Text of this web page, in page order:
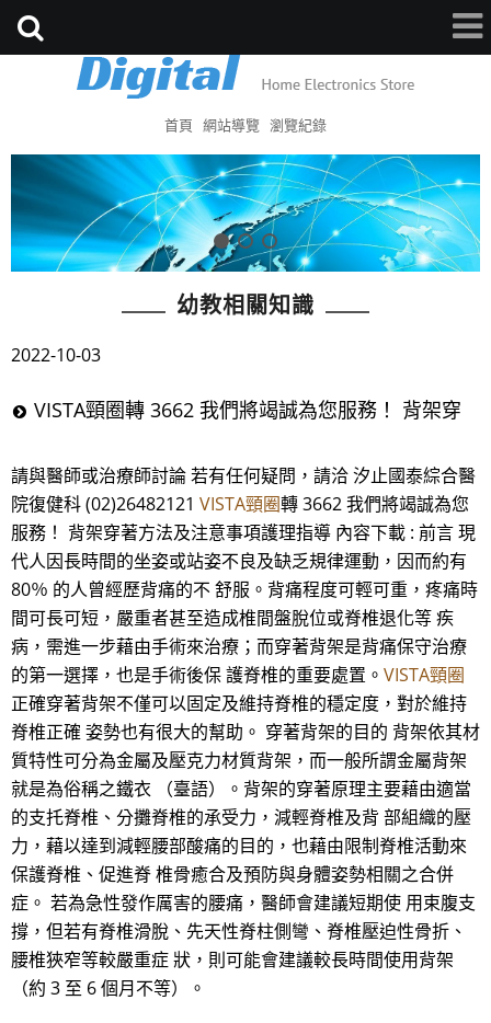
首頁 網站導覽 瀏覽紀錄
幼教相關知識
2022-10-03
VISTA頸圈轉 3662 我們將竭誠為您服務！ 背架穿
請與醫師或治療師討論 若有任何疑問，請洽 汐止國泰綜合醫
院復健科 (02)26482121 VISTA頸圈轉 3662 我們將竭誠為您
服務！ 背架穿著方法及注意事項護理指導 內容下載 : 前言 現
代人因長時間的坐姿或站姿不良及缺乏規律運動，因而約有
80％ 的人曾經歷背痛的不 舒服。背痛程度可輕可重，疼痛時
間可長可短，嚴重者甚至造成椎間盤脫位或脊椎退化等 疾
病，需進一步藉由手術來治療；而穿著背架是背痛保守治療
的第一選擇，也是手術後保 護脊椎的重要處置。 VISTA頸圈
正確穿著背架不僅可以固定及維持脊椎的穩定度，對於維持
脊椎正確 姿勢也有很大的幫助。 穿著背架的目的 背架依其材
質特性可分為金屬及壓克力材質背架，而一般所謂金屬背架
就是為俗稱之鐵衣 （臺語）。背架的穿著原理主要藉由適當
的支托脊椎、分攤脊椎的承受力，減輕脊椎及背 部組織的壓
力，藉以達到減輕腰部酸痛的目的，也藉由限制脊椎活動來
保護脊椎、促進脊 椎骨癒合及預防與身體姿勢相關之合併
症。 若為急性發作厲害的腰痛，醫師會建議短期使 用束腹支
撐，但若有脊椎滑脫、先天性脊柱側彎、脊椎壓迫性骨折、
腰椎狹窄等較嚴重症 狀，則可能會建議較長時間使用背架
（約 3 至 6 個月不等）。